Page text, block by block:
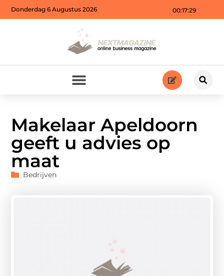
00:17:31
Donderdag 6 Augustus 2026
Makelaar Apeldoorn
geeft u advies op
maat
Bedrijven